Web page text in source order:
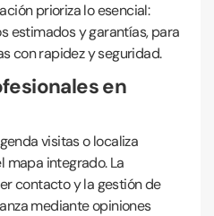
prioriza lo esencial:
estimados y garantías, para
con rapidez y seguridad.
en
visitas o localiza
mapa integrado. La
contacto y la gestión de
mediante opiniones